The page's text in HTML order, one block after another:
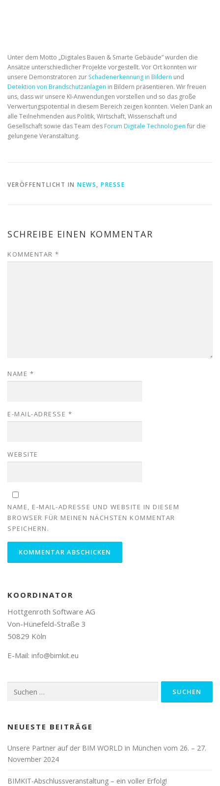
Unter dem Motto „Digitales Bauen & Smarte Gebäude” wurden die
Ansätze unterschiedlicher Projekte vorgestellt. Vor Ort konnten wir
unsere Demonstratoren zur Schadenerkennung in Bildern und
Detektion von Brandschutzanlagen in Bildern präsentieren. Wir freuen
uns, dass wir unsere KI-Anwendungen vorstellen und so das große
Verwertungspotential in diesem Bereich zeigen konnten. Vielen Dank an
alle Teilnehmenden aus Politik, Wirtschaft, Wissenschaft und
Gesellschaft sowie das Team desForum Digitale Technologien für die
gelungene Veranstaltung.
VERÖFFENTLICHT IN NEWS, PRESSE
SCHREIBE EINEN KOMMENTAR
KOMMENTAR *
NAME *
E-MAIL-ADRESSE *
WEBSITE
NAME, E-MAIL-ADRESSE UND WEBSITE IN DIESEM
BROWSER FÜR MEINEN NÄCHSTEN KOMMENTAR
SPEICHERN.
KOORDINATOR
Hottgenroth Software AG
Von-Hünefeld-Straße 3
50829 Köln
E-Mail: info@bimkit.eu
nach:
NEUESTE BEITRÄGE
Unsere Partner auf der BIM WORLD in München vom 26. – 27.
November 2024
BIMKIT-Abschlussveranstaltung – ein voller Erfolg!